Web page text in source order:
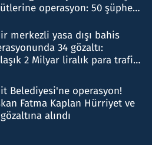
operasyon: 50 şüpheli
merkezli yasa dışı bahis
34 gözaltı:
2 Milyar liralık para trafiği
Belediyesi'ne operasyon!
Fatma Kaplan Hürriyet ve
alındı